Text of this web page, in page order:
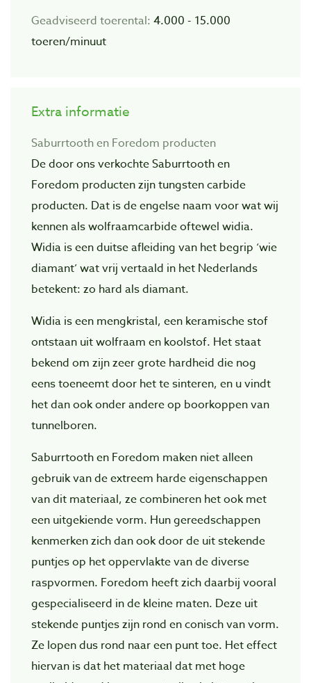
Geadviseerd toerental: 4.000 - 15.000
toeren/minuut
Extra informatie
Saburrtooth en Foredom producten
De door ons verkochte Saburrtooth en
Foredom producten zijn tungsten carbide
producten. Dat is de engelse naam voor wat wij
kennen als wolfraamcarbide oftewel widia.
Widia is een duitse afleiding van het begrip ‘wie
diamant’ wat vrij vertaald in het Nederlands
betekent: zo hard als diamant.
Widia is een mengkristal, een keramische stof
ontstaan uit wolfraam en koolstof. Het staat
bekend om zijn zeer grote hardheid die nog
eens toeneemt door het te sinteren, en u vindt
het dan ook onder andere op boorkoppen van
tunnelboren.
Saburrtooth en Foredom maken niet alleen
gebruik van de extreem harde eigenschappen
van dit materiaal, ze combineren het ook met
een uitgekiende vorm. Hun gereedschappen
kenmerken zich dan ook door de uit stekende
puntjes op het oppervlakte van de diverse
raspvormen. Foredom heeft zich daarbij vooral
gespecialiseerd in de kleine maten. Deze uit
stekende puntjes zijn rond en conisch van vorm.
Ze lopen dus rond naar een punt toe. Het effect
hiervan is dat het materiaal dat met hoge